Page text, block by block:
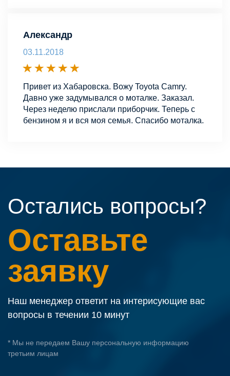
Александр
03.11.2018
Привет из Хабаровска. Вожу Toyota Camry.
Давно уже задумывался о моталке. Заказал.
Через неделю прислали приборчик. Теперь с
бензином я и вся моя семья. Спасибо моталка.
Остались вопросы?
Оставьте
заявку
Наш менеджер ответит на интерисующие вас
вопросы в течении 10 минут
* Мы не передаем Вашу персональную информацию
третьим лицам